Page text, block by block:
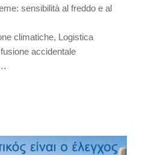
sensibilità al freddo e al
climatiche, Logistica
accidentale